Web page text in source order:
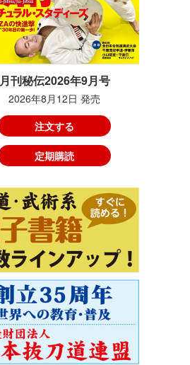
月刊秘伝2026年9月号
2026年8月12日 発売
注文する
定期購読